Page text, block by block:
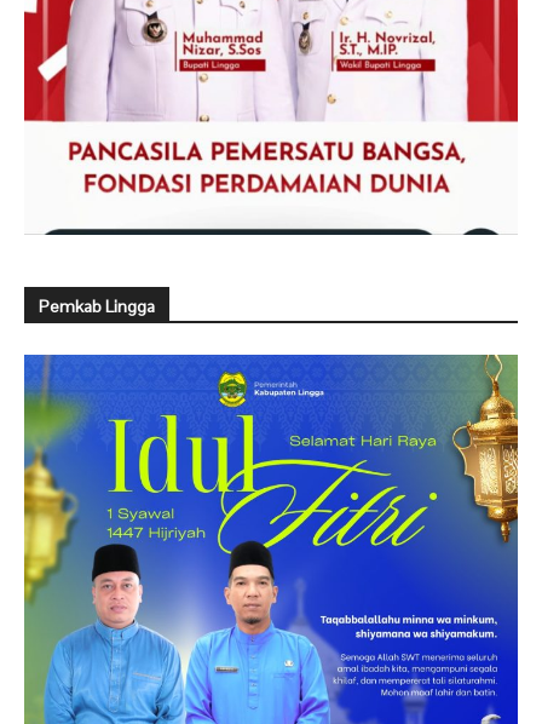
Pemkab Lingga